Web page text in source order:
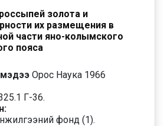
золота и
их размещения в
части яно-колымского
пояса
Орос Наука 1966
Г-36.
фонд (1).